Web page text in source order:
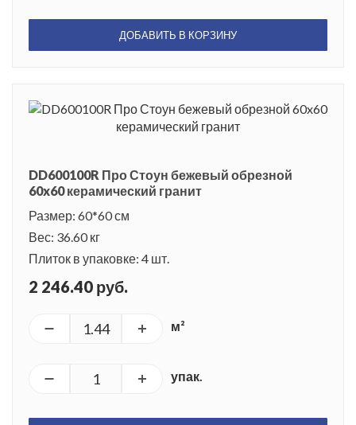
ДОБАВИТЬ В КОРЗИНУ
DD600100R Про Стоун бежевый обрезной
60x60 керамический гранит
Размер: 60*60 см
Вес: 36.60 кг
Плиток в упаковке: 4 шт.
2 246.40 руб.
м²
упак.